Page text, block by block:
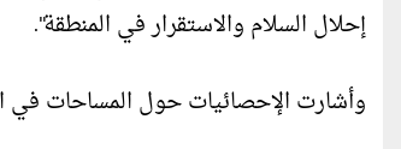
إحلال السلام والاستقرار في المنطقة".
وأشارت الإحصائيات حول المساحات في